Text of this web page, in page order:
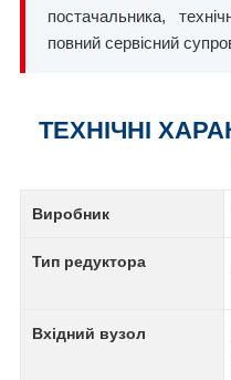
постачальника,
повний сервісний
ТЕХНІЧНІ
Виробник
Тип редуктора
Вхідний вузол